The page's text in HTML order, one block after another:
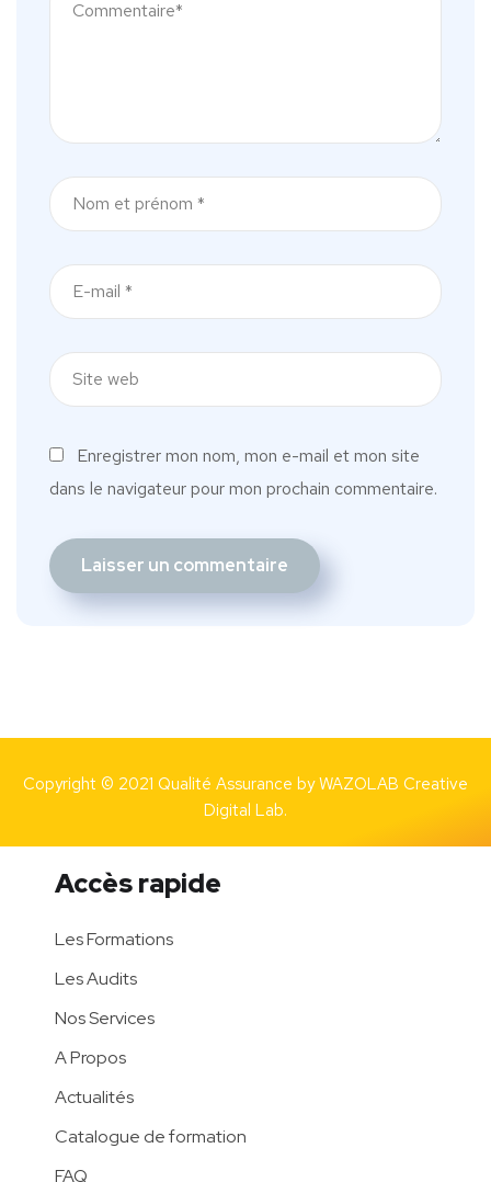
Enregistrer mon nom, mon e-mail et mon site
dans le navigateur pour mon prochain commentaire.
Copyright © 2021 Qualité Assurance byWAZOLAB Creative
Digital Lab.
Accès rapide
Les Formations
Les Audits
Nos Services
A Propos
Actualités
Catalogue de formation
FAQ